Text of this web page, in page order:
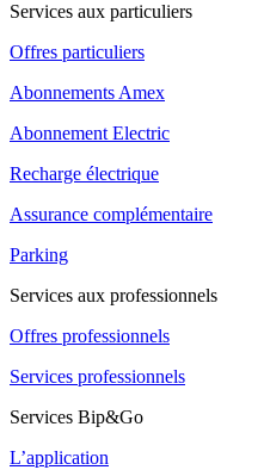
Services aux particuliers
Offres particuliers
Abonnements Amex
Abonnement Electric
Recharge électrique
Assurance complémentaire
Parking
Services aux professionnels
Offres professionnels
Services professionnels
Services Bip&Go
L’application